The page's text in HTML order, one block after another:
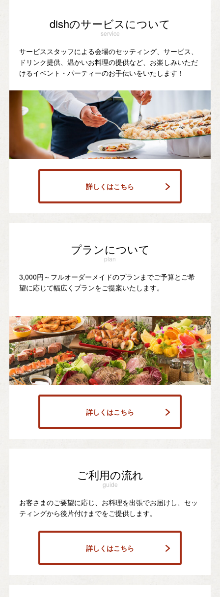
dishのサービスについて
service
サービススタッフによる会場のセッティング、サービス、
ドリンク提供、温かいお料理の提供など、お楽しみいただ
けるイベント・パーティーのお手伝いをいたします！
詳しくはこちら
プランについて
plan
3,000円～フルオーダーメイドのプランまでご予算とご希
望に応じて幅広くプランをご提案いたします。
詳しくはこちら
ご利用の流れ
guide
お客さまのご要望に応じ、お料理を出張でお届けし、セッ
ティングから後片付けまでをご提供します。
詳しくはこちら